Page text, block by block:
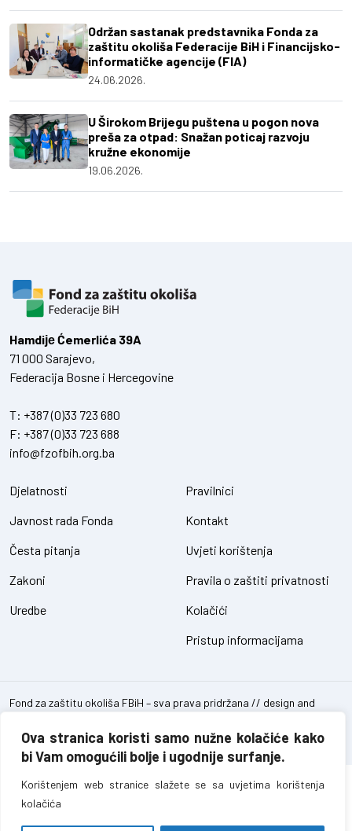
Ova stranica koristi samo nužne kolačiće kako
bi Vam omogućili bolje i ugodnije surfanje.
Korištenjem web stranice slažete se sa uvjetima korištenja
kolačića
Održan sastanak predstavnika Fonda za
zaštitu okoliša Federacije BiH i Financijsko-
informatičke agencije (FIA)
24.06.2026.
U Širokom Brijegu puštena u pogon nova
preša za otpad: Snažan poticaj razvoju
kružne ekonomije
19.06.2026.
Hamdiје Ćemerlića 39A
71 000 Sarajevo,
Federacija Bosne i Hercegovine
T: +387 (0)33 723 680
F: +387 (0)33 723 688
info@fzofbih.org.ba
Djelatnosti
Javnost rada Fonda
Česta pitanja
Zakoni
Uredbe
Pravilnici
Kontakt
Uvjeti korištenja
Pravila o zaštiti privatnosti
Kolačići
Pristup informacijama
Fond za zaštitu okoliša FBiH – sva prava pridržana // design and